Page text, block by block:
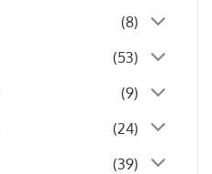
(8)
(53)
(9)
(24)
(39)